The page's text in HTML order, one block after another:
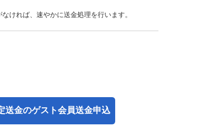
ければ、速やかに送金処理を行います。
送金のゲスト会員送金申込